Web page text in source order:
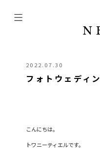
2022.07.30
フォトウェディ
こんにちは。
トワニーティエルです。